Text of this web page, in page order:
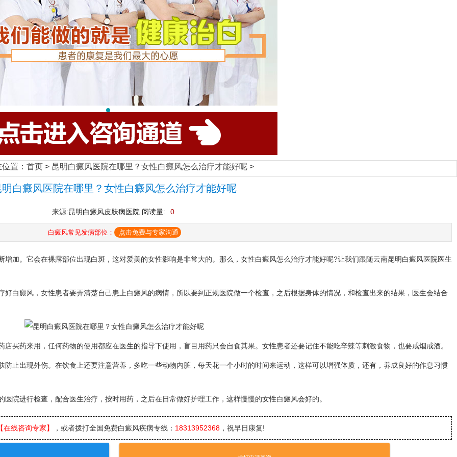
置： 首页 > 昆明白癜风医院在哪里？女性白癜风怎么治疗才能好呢 >
明白癜风医院在哪里？女性白癜风怎么治疗才能好呢
来源:昆明白癜风皮肤病医院 阅读量: 0
白癜风常见发病部位： 点击免费与专家沟通
。它会在裸露部位出现白斑，这对爱美的女性影响是非常大的。那么，女性白癜风怎么治疗才能好呢?让我们跟随云南昆明白癜风医院医生
癜风，女性患者要弄清楚自己患上白癜风的病情，所以要到正规医院做一个检查，之后根据身体的情况，和检查出来的结果，医生会结合
药来用，任何药物的使用都应在医生的指导下使用，盲目用药只会自食其果。女性患者还要记住不能吃辛辣等刺激食物，也要戒烟戒酒。
出现外伤。在饮食上还要注意营养，多吃一些动物内脏，每天花一个小时的时间来运动，这样可以增强体质，还有，养成良好的作息习惯
进行检查，配合医生治疗，按时用药，之后在日常做好护理工作，这样慢慢的女性白癜风会好的。
在线咨询专家】 ，或者拨打全国免费白癜风疾病专线： 18313952368 ，祝早日康复!